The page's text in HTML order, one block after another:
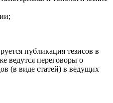
публикация тезисов в
ведутся переговоры о
(в виде статей) в ведущих